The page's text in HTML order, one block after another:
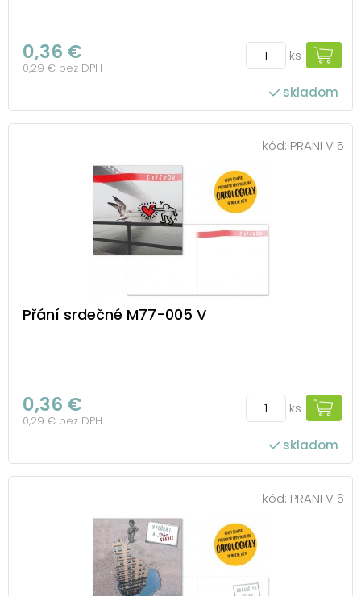
0,36 €
0,29 € bez DPH
ks
skladom
kód: PRANI V 5
Přání srdečné M77-005 V
0,36 €
0,29 € bez DPH
ks
skladom
kód: PRANI V 6